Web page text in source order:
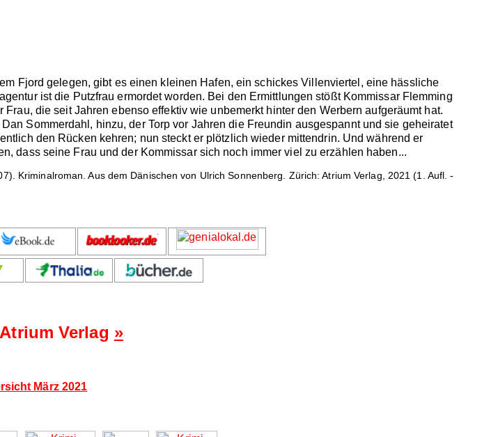
Fjord gelegen, gibt es einen kleinen Hafen, ein schickes Villenviertel, eine hässliche
ist die Putzfrau ermordet worden. Bei den Ermittlungen stößt Kommissar Flemming
die seit Jahren ebenso effektiv wie unbemerkt hinter den Werbern aufgeräumt hat.
Sommerdahl, hinzu, der Torp vor Jahren die Freundin ausgespannt und sie geheiratet
den Rücken kehren; nun steckt er plötzlich wieder mittendrin. Und während er
dass seine Frau und der Kommissar sich noch immer viel zu erzählen haben...
Kriminalroman. Aus dem Dänischen von Ulrich Sonnenberg. Zürich: Atrium Verlag, 2021 (1. Aufl. -
Verlag »
März 2021